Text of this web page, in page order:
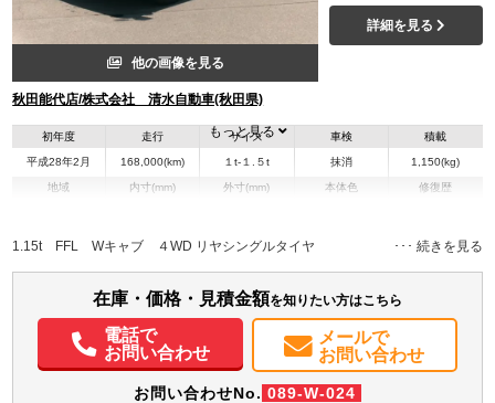
他の画像を見る
秋田能代店/株式会社 清水自動車(秋田県)
詳細を見る
初年度
平成28年2月
走行
168,000(km)
サイズ
１t-１.５t
車検
抹消
積載
1,150(kg)
地域 内寸(mm)
H:380
外寸(mm)
H:1,990
本体色 修復歴
もっと見る
1.15t FFL Wキャブ ４WD リヤシングルタイヤ
在庫・価格・見積金額を知りたい方はこちら
電話で
お問い合わせ
メールで
お問い合わせ
お問い合わせNo. 089-W-024